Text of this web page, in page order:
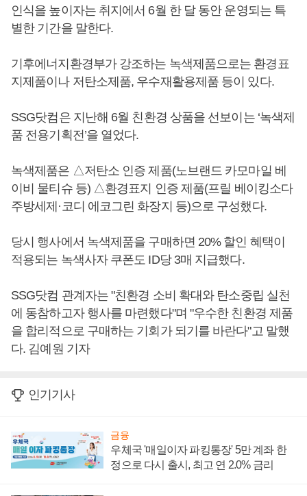
인식을 높이자는 취지에서 6월 한 달 동안 운영되는 특
별한 기간을 말한다.
기후에너지환경부가 강조하는 녹색제품으로는 환경표
지제품이나 저탄소제품, 우수재활용제품 등이 있다.
SSG닷컴은 지난해 6월 친환경 상품을 선보이는 ‘녹색제
품 전용기획전’을 열었다.
녹색제품은 △저탄소 인증 제품(노브랜드 카모마일 베
이비 물티슈 등) △환경표지 인증 제품(프릴 베이킹소다
주방세제·코디 에코그린 화장지 등)으로 구성했다.
당시 행사에서 녹색제품을 구매하면 20% 할인 혜택이
적용되는 녹색사자 쿠폰도 ID당 3매 지급했다.
SSG닷컴 관계자는 "친환경 소비 확대와 탄소중립 실천
에 동참하고자 행사를 마련했다"며 "우수한 친환경 제품
을 합리적으로 구매하는 기회가 되기를 바란다"고 말했
다. 김예원 기자
인기기사
금융
우체국 '매일이자 파킹통장' 5만 계좌 한
정으로 다시 출시, 최고 연 2.0% 금리